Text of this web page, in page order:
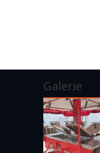
Galerie